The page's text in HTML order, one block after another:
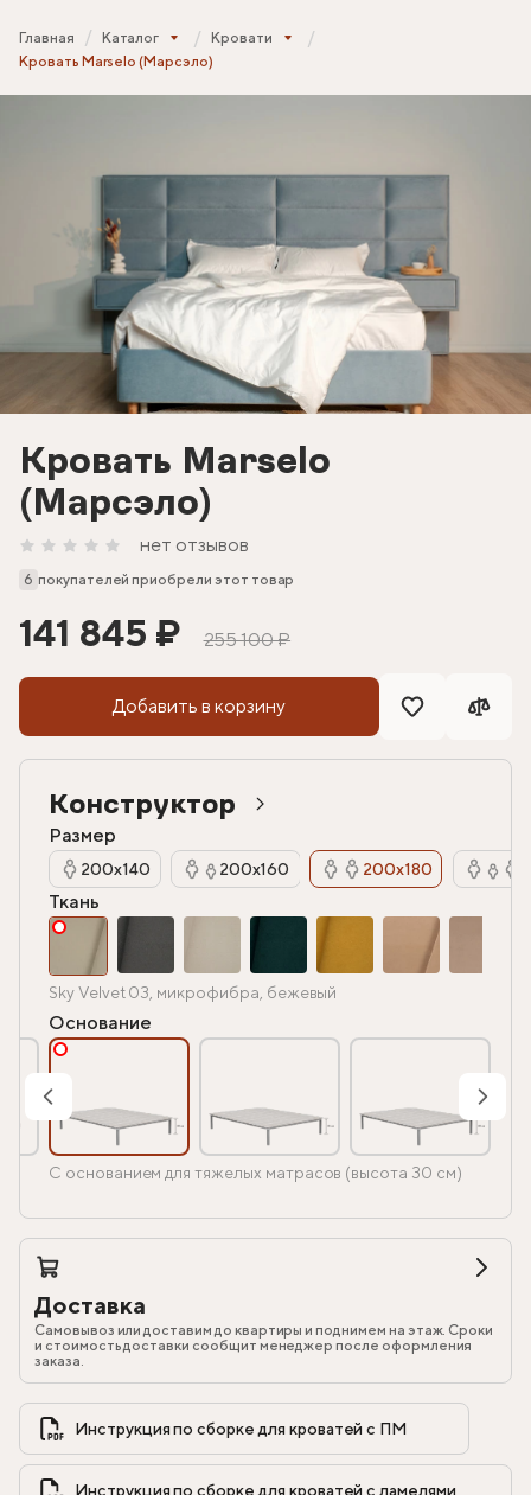
Главная Каталог
Кровати
Кровать Marselo (Марсэло)
Кровать Marselo
(Марсэло)
нет отзывов
6 покупателей приобрели этот товар
141 845 ₽ 255 100 ₽
Добавить в корзину
Конструктор
Размер
200х140 200х160 200х180
Ткань
Sky Velvet 03, микрофибра, бежевый
Основание
С основанием для тяжелых матрасов (высота 30 см)
Доставка
Самовывоз или доставим до квартиры и поднимем на этаж. Сроки
и стоимость доставки сообщит менеджер после оформления
заказа.
Инструкция по сборке для кроватей с ПМ